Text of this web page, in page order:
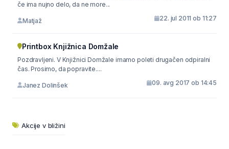
če ima nujno delo, da ne more...
Matjaž 22. jul 2011 ob 11:27
Printbox Knjižnica Domžale
Pozdravljeni. V Knjižnici Domžale imamo poleti drugačen odpiralni
čas. Prosimo, da popravite....
Janez Dolinšek 09. avg 2017 ob 14:45
Akcije v bližini